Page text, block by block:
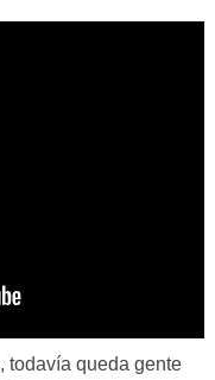
todavía queda gente